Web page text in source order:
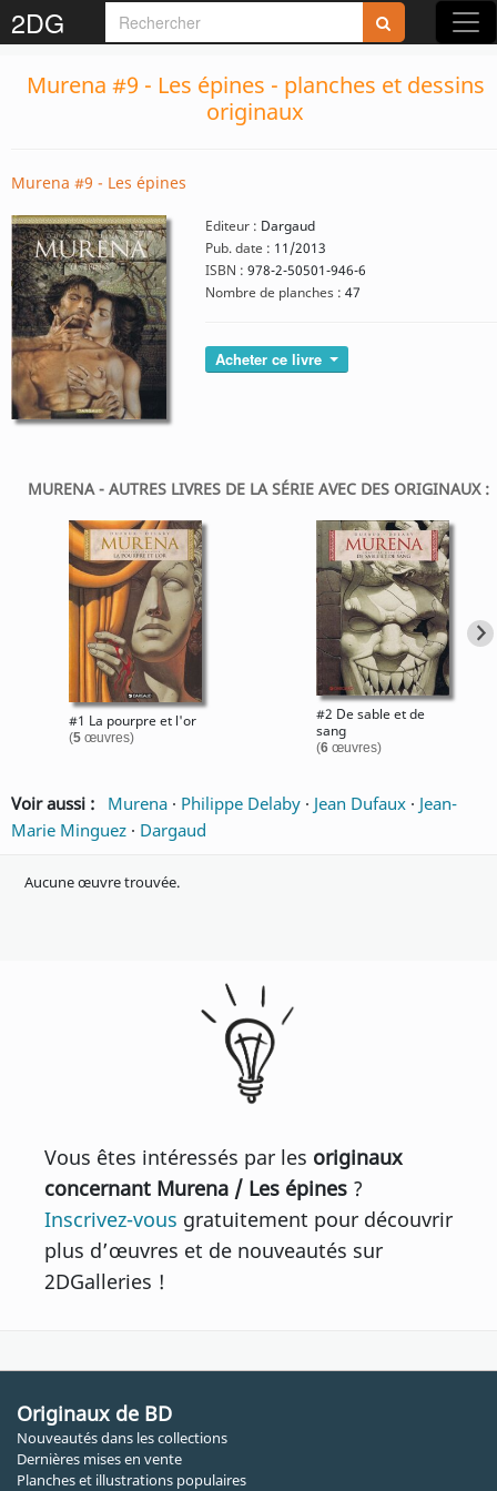
2DG
Murena #9 - Les épines - planches et dessins
originaux
Murena #9 - Les épines
Editeur : Dargaud
Pub. date : 11/2013
ISBN : 978-2-50501-946-6
Nombre de planches : 47
Acheter ce livre
MURENA - AUTRES LIVRES DE LA SÉRIE AVEC DES ORIGINAUX :
#1 La pourpre et l'or
(5œuvres)
#2 De sable et de
sang
(6 œuvres)
Voir aussi : Murena · Philippe Delaby · Jean Dufaux · Jean-
Marie Minguez · Dargaud
Aucune œuvre trouvée.
Vous êtes intéressés par les originaux
concernant Murena / Les épines ?
Inscrivez-vous gratuitement pour découvrir
plus d’œuvres et de nouveautés sur
2DGalleries !
Originaux de BD
Nouveautés dans les collections
Dernières mises en vente
Planches et illustrations populaires